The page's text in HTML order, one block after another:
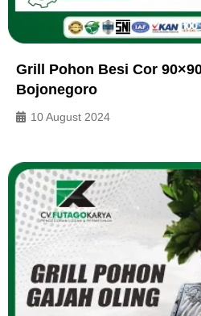
Grill Pohon Besi Cor
Bojonegoro
10 August 2024